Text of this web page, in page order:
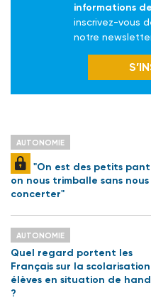
informations
inscrivez-vous
notre
AUTONOMIE
"On est des petits
on nous trimballe sans nous
concerter"
AUTONOMIE
Quel regard portent les
Français sur la
élèves en situation de
?